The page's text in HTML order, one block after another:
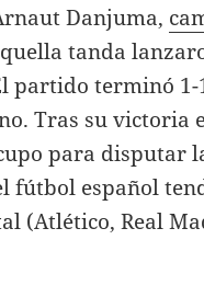
Danjuma,
tanda
partido terminó 1-
Tras su victoria
para disputar
fútbol español
(Atlético, Real